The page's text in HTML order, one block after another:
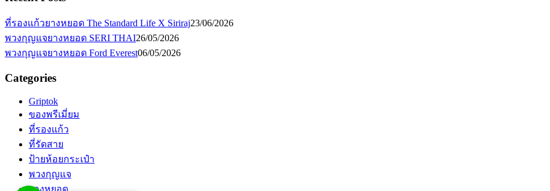
ที่รองแก้วยางหยอด The Standard Life X Siriraj23/06/2026
พวงกุญแจยางหยอด SERI THAI26/05/2026
พวงกุญแจยางหยอด Ford Everest06/05/2026
Categories
Griptok
ของพรีเมี่ยม
ที่รองแก้ว
ที่รัดสาย
ป้ายห้อยกระเป๋า
พวงกุญแจ
ยางหยอด